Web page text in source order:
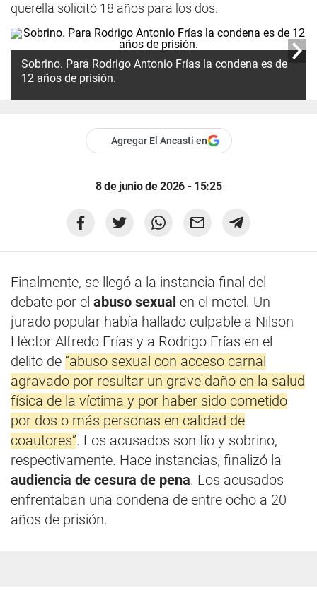
querella solicitó 18 años para los dos.
Sobrino. Para Rodrigo Antonio Frías la condena es de
12 años de prisión.
Agregar El Ancasti en
8 de junio de 2026 - 15:25
Finalmente, se llegó a la instancia final del
debate por el abuso sexual en el motel. Un
jurado popular había hallado culpable a Nilson
Héctor Alfredo Frías y a Rodrigo Frías en el
delito de “abuso sexual con acceso carnal
agravado por resultar un grave daño en la salud
física de la víctima y por haber sido cometido
por dos o más personas en calidad de
coautores”. Los acusados son tío y sobrino,
respectivamente. Hace instancias, finalizó la
audiencia de cesura de pena. Los acusados
enfrentaban una condena de entre ocho a 20
años de prisión.